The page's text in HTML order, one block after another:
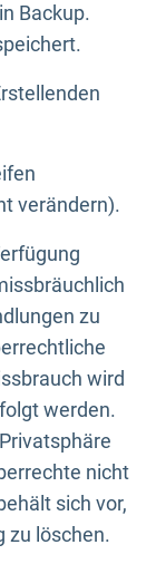
Backup.
verändern).
zu
wird
werden.
nicht
sich vor,
zu löschen.